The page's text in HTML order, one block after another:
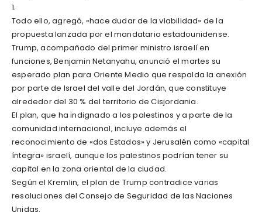
1.
Todo ello, agregó, «hace dudar de la viabilidad» de la
propuesta lanzada por el mandatario estadounidense.
Trump, acompañado del primer ministro israelí en
funciones, Benjamin Netanyahu, anunció el martes su
esperado plan para Oriente Medio que respalda la anexión
por parte de Israel del valle del Jordán, que constituye
alrededor del 30 % del territorio de Cisjordania.
El plan, que ha indignado a los palestinos y a parte de la
comunidad internacional, incluye además el
reconocimiento de «dos Estados» y Jerusalén como «capital
íntegra» israelí, aunque los palestinos podrían tener su
capital en la zona oriental de la ciudad.
Según el Kremlin, el plan de Trump contradice varias
resoluciones del Consejo de Seguridad de las Naciones
Unidas.